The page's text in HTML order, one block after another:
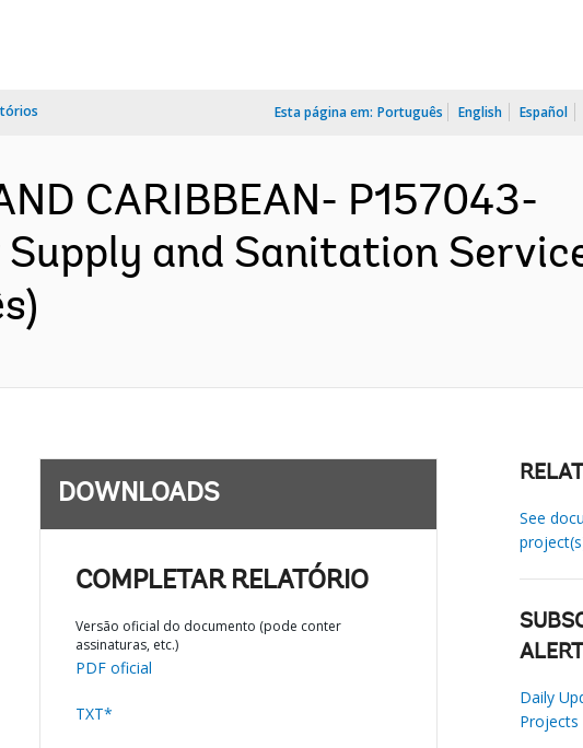
Esta página em: Português English Español
CARIBBEAN- P157043-
and Sanitation
DOWNLOADS
COMPLETAR RELATÓRIO
Versão oficial do documento (pode conter
assinaturas, etc.)
PDF oficial
TXT*
See
Daily